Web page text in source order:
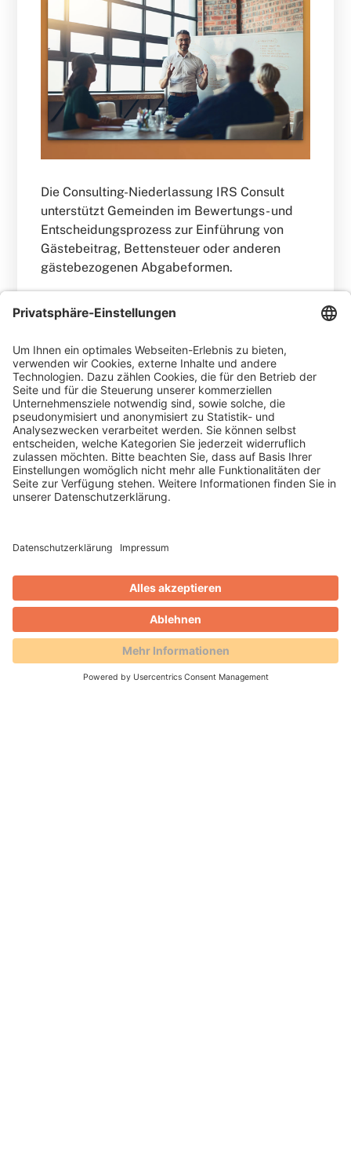
Die Consulting-Niederlassung IRS Consult
unterstützt Gemeinden im Bewertungs- und
Entscheidungsprozess zur Einführung von
Gästebeitrag, Bettensteuer oder anderen
gästebezogenen Abgabeformen.
WEITERLESEN
Blog Sebastian Erb
Gästekarte im Erzgebirge neu
gedacht: Digital, einfach,